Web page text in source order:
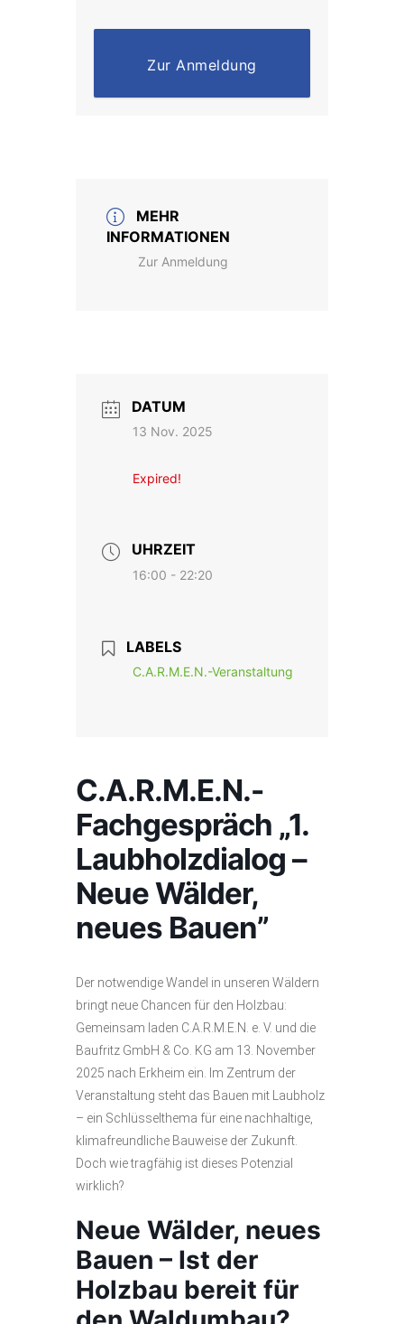
Zur Anmeldung
MEHR
INFORMATIONEN
Zur Anmeldung
DATUM
13 Nov. 2025
Expired!
UHRZEIT
16:00 - 22:20
LABELS
C.A.R.M.E.N.-Veranstaltung
C.A.R.M.E.N.-
Fachgespräch „1.
Laubholzdialog –
Neue Wälder,
neues Bauen”
Der notwendige Wandel in unseren Wäldern
bringt neue Chancen für den Holzbau:
Gemeinsam laden C.A.R.M.E.N. e. V. und die
Baufritz GmbH & Co. KG am 13. November
2025 nach Erkheim ein. Im Zentrum der
Veranstaltung steht das Bauen mit Laubholz
– ein Schlüsselthema für eine nachhaltige,
klimafreundliche Bauweise der Zukunft.
Doch wie tragfähig ist dieses Potenzial
wirklich?
Neue Wälder, neues
Bauen – Ist der
Holzbau bereit für